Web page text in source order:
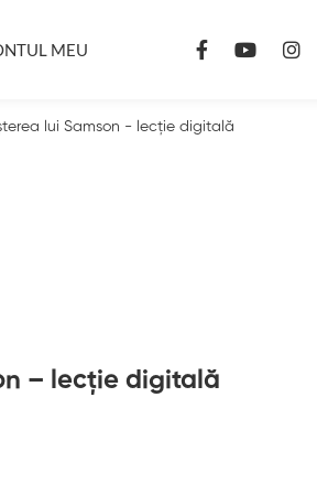
MEU
lui Samson - lecție digitală
– lecție digitală